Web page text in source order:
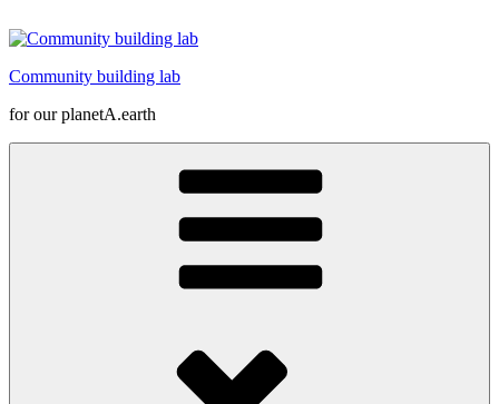
to
Community building lab
for our planetA.earth